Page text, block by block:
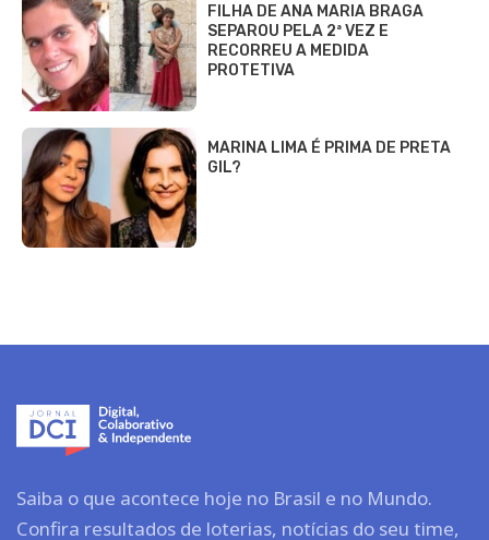
FILHA DE ANA MARIA BRAGA
SEPAROU PELA 2ª VEZ E
RECORREU A MEDIDA
PROTETIVA
MARINA LIMA É PRIMA DE PRETA
GIL?
Saiba o que acontece hoje no Brasil e no Mundo.
Confira resultados de loterias, notícias do seu time,